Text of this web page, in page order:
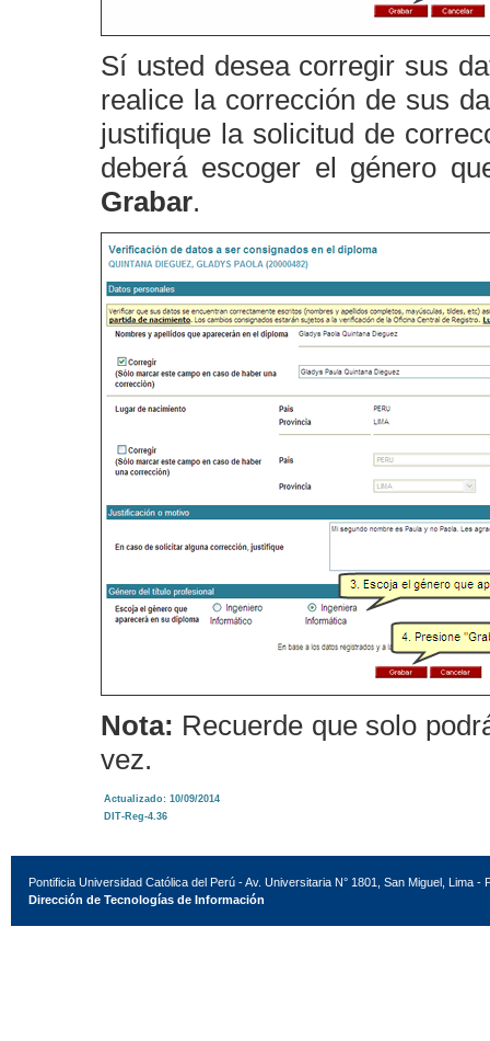
Sí usted desea corregir sus
realice la corrección de sus
justifique la solicitud de
deberá escoger el género
Grabar.
Nota: Recuerde que solo
vez.
Actualizado: 10/09/2014
DIT-Reg-4.36
Pontificia Universidad Católica del Perú - Av. Universitaria N° 1801, San Miguel, Lima -
Dirección de Tecnologías de Información